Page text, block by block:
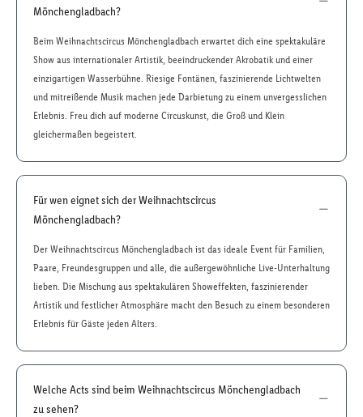
Mönchengladbach?
Beim Weihnachtscircus Mönchengladbach erwartet dich eine spektakuläre
Show aus internationaler Artistik, beeindruckender Akrobatik und einer
einzigartigen Wasserbühne. Riesige Fontänen, faszinierende Lichtwelten
und mitreißende Musik machen jede Darbietung zu einem unvergesslichen
Erlebnis. Freu dich auf moderne Circuskunst, die Groß und Klein
gleichermaßen begeistert.
Für wen eignet sich der Weihnachtscircus
Mönchengladbach?
Der Weihnachtscircus Mönchengladbach ist das ideale Event für Familien,
Paare, Freundesgruppen und alle, die außergewöhnliche Live-Unterhaltung
lieben. Die Mischung aus spektakulären Showeffekten, faszinierender
Artistik und festlicher Atmosphäre macht den Besuch zu einem besonderen
Erlebnis für Gäste jeden Alters.
Welche Acts sind beim Weihnachtscircus Mönchengladbach
zu sehen?